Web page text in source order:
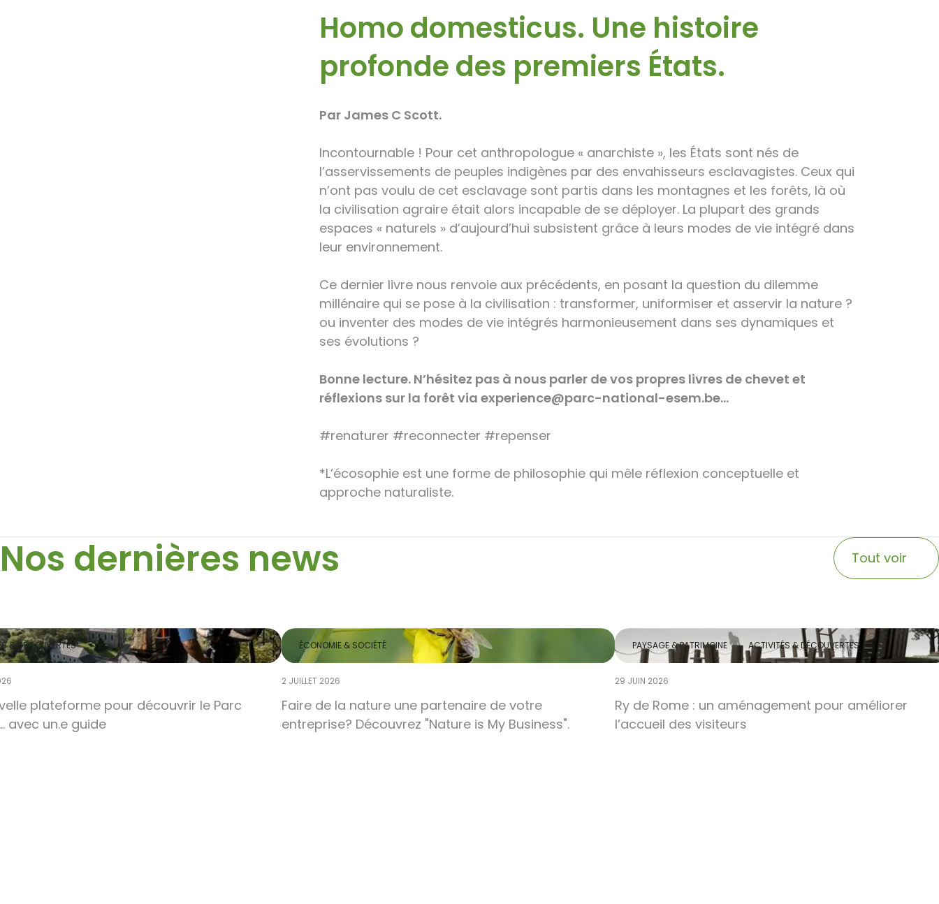
Homo domesticus. Une histoire
profonde des premiers États.
Par James C Scott.
Incontournable ! Pour cet anthropologue « anarchiste », les États sont nés de
l’asservissements de peuples indigènes par des envahisseurs esclavagistes. Ceux qui
n’ont pas voulu de cet esclavage sont partis dans les montagnes et les forêts, là où
la civilisation agraire était alors incapable de se déployer. La plupart des grands
espaces « naturels » d’aujourd’hui subsistent grâce à leurs modes de vie intégré dans
leur environnement.
Ce dernier livre nous renvoie aux précédents, en posant la question du dilemme
millénaire qui se pose à la civilisation : transformer, uniformiser et asservir la nature ?
ou inventer des modes de vie intégrés harmonieusement dans ses dynamiques et
ses évolutions ?
Bonne lecture. N’hésitez pas à nous parler de vos propres livres de chevet et
réflexions sur la forêt via experience@parc-national-esem.be…
#renaturer #reconnecter #repenser
*L’écosophie est une forme de philosophie qui mêle réflexion conceptuelle et
approche naturaliste.
Nos dernières news Tout voir
plateforme pour découvrir le Parc
avec un.e guide
& DÉCOUVERTES
2 JUILLET 2026
Faire de la nature une partenaire de votre
entreprise? Découvrez "Nature is My Business".
ÉCONOMIE & SOCIÉTÉ
29 JUIN 2026
Ry de Rome : un aménagement pour améliorer
l’accueil des visiteurs
PAYSAGE & PATRIMOINE ACTIVITÉS & DÉCOUVERTES